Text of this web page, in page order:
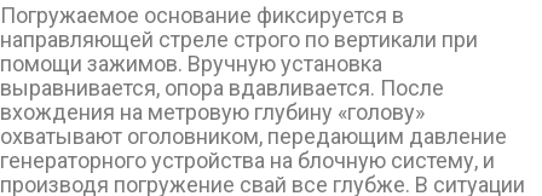
Погружаемое основание фиксируется в
направляющей стреле строго по вертикали при
помощи зажимов. Вручную установка
выравнивается, опора вдавливается. После
вхождения на метровую глубину «голову»
охватывают оголовником, передающим давление
генераторного устройства на блочную систему, и
производя погружение свай все глубже. В ситуации